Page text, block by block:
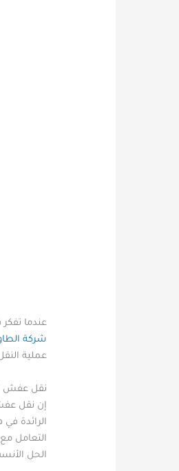
عندما
شركة
عملية
نقل عفش
إن نقل
الرائدة
التعامل
الحل